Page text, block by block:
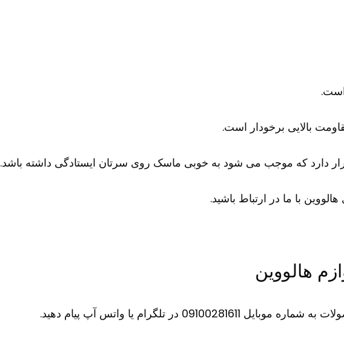
بالایی برخودار است.
دارد که موجب می شود به خوبی ماسک روی سرتان ایستادگی داشته باشد.
با ما در ارتباط باشید.
هالووین
در تلگرام یا واتس آپ پیام دهید.